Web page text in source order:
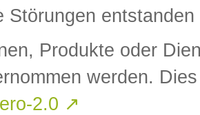
Störungen
Produkte oder
werden.
2.0 ↗